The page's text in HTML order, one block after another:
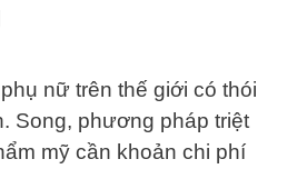
nữ trên thế giới có thói
Song, phương pháp triệt
mỹ cần khoản chi phí